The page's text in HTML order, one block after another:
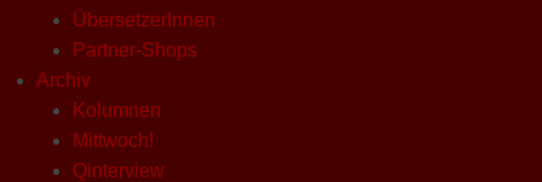
ÜbersetzerInnen
Partner-Shops
Archiv
Kolumnen
Mittwoch!
Qinterview